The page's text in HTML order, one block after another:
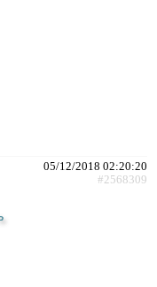
05/12/2018 02:20:20
#2568309